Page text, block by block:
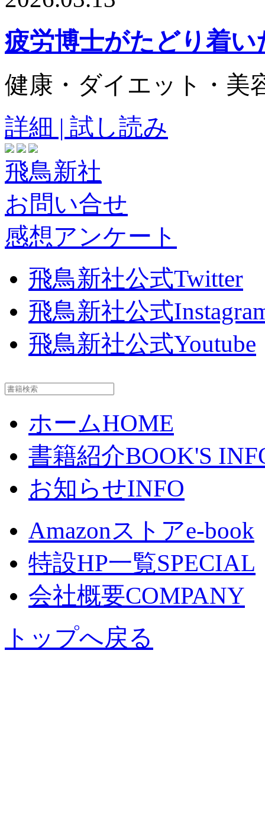
疲労博士がたどり着
健康・ダイエット・美
詳細 | 試し読み
飛鳥新社
お問い合せ
感想アンケート
飛鳥新社公式Twitter
飛鳥新社公式
飛鳥新社公式Youtube
ホームHOME
書籍紹介BOOK'S
お知らせINFO
Amazonストアe-book
特設HP一覧SPECIAL
会社概要COMPANY
トップへ戻る